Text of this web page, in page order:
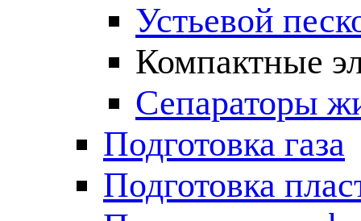
Устьевой
Компактные
Сепараторы
Подготовка газа
Подготовка